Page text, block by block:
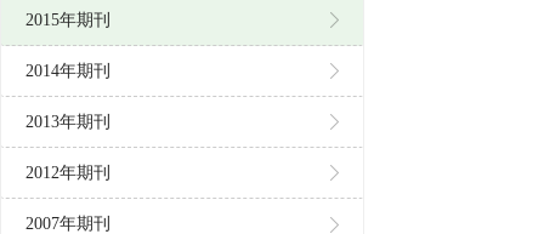
2015年期刊
2014年期刊
2013年期刊
2012年期刊
2007年期刊